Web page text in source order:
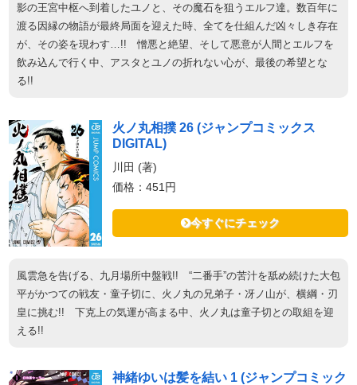
影の王宮中枢へ到着したユノと、その魔石を狙うエルフ達。数百年に
渡る因縁の物語が最終局面を迎えた時、全てを仕組んだ凶々しき存在
が、その姿を現わす…!! 憎悪と絶望、そして悪意が人間とエルフを
飲み込んで行く中、アスタとユノの折れない心が、最後の希望とな
る!!
火ノ丸相撲 26 (ジャンプコミックス
DIGITAL)
川田 (著)
価格：451円
今すぐにチェック
風雲急を告げる、九月場所中盤戦!! “二番手”の苦汁を舐め続けた大包
平がかつての戦友・童子切に、火ノ丸の兄弟子・冴ノ山が、横綱・刃
皇に挑む!! 下克上の気運が高まる中、火ノ丸は童子切との取組を迎
える!!
神緒ゆいは髪を結い 1 (ジャンプコミック